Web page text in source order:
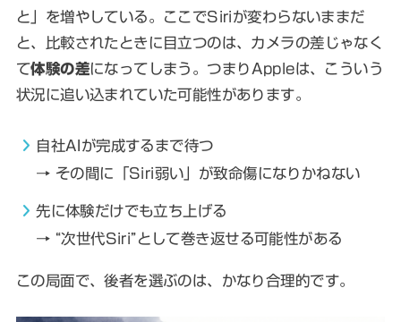
と」を増やしている。ここでSiriが変わらないままだ
と、比較されたときに目立つのは、カメラの差じゃなく
て体験の差になってしまう。つまりAppleは、こういう
状況に追い込まれていた可能性があります。
自社AIが完成するまで待つ
→ その間に「Siri弱い」が致命傷になりかねない
先に体験だけでも立ち上げる
→ “次世代Siri”として巻き返せる可能性がある
この局面で、後者を選ぶのは、かなり合理的です。